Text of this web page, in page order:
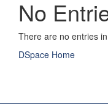
No
There are no entries
DSpace Home